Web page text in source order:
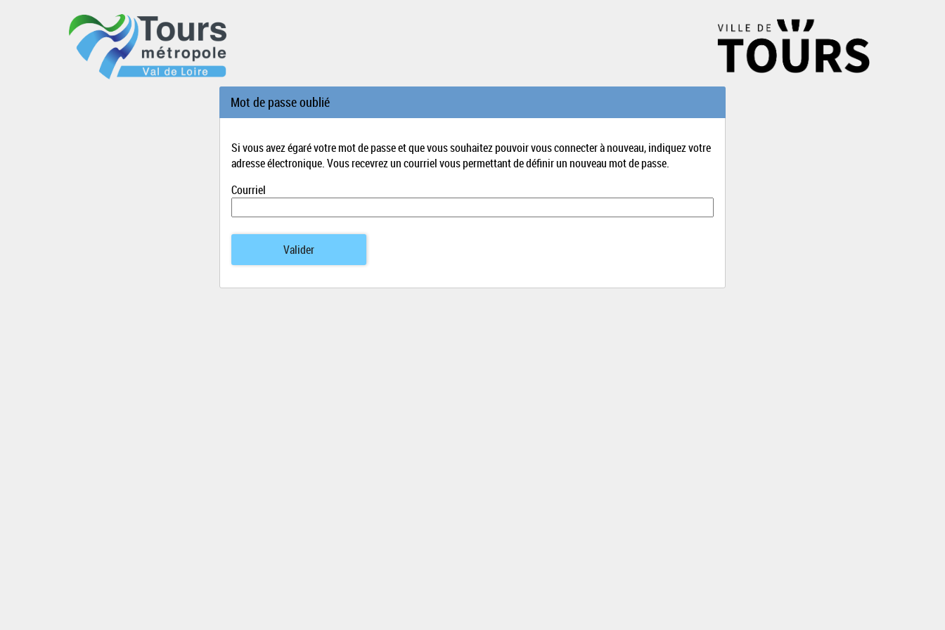
Mot de passe oublié
Si vous avez égaré votre mot de passe et que vous souhaitez pouvoir vous connecter à nouveau, indiquez votre
adresse électronique. Vous recevrez un courriel vous permettant de définir un nouveau mot de passe.
Courriel
Valider